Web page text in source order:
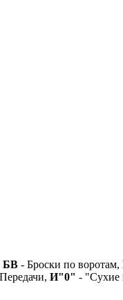
БВ - Броски по воротам,
И"0" - "Сухие